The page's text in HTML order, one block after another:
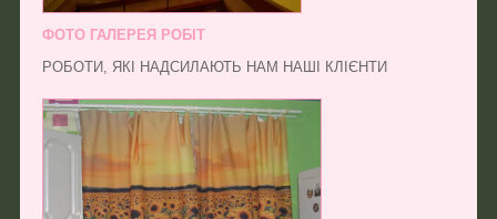
ФОТО ГАЛЕРЕЯ РОБІТ
РОБОТИ, ЯКІ НАДСИЛАЮТЬ НАМ НАШІ КЛІЄНТИ